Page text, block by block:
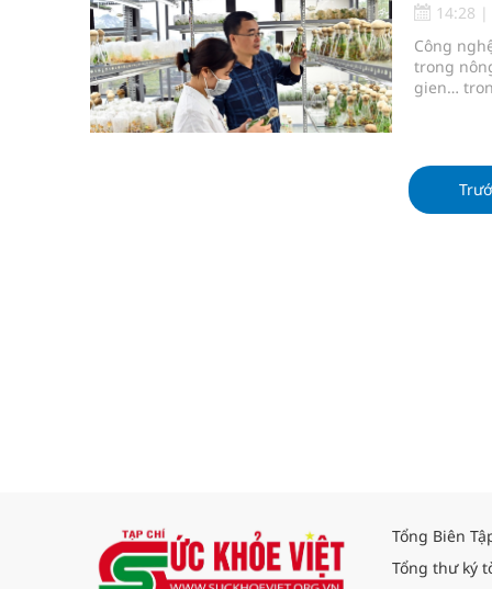
14:28 |
Công
trong
gien…
Tổng Biên
Tổng thư ký